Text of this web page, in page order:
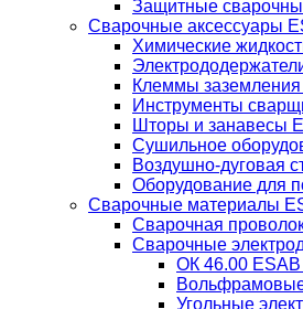
Защитные
Сварочные аксессуары
Химические
Клеммы
Инструменты
Шторы и занавесы
Сушильное
Воздушно-дуговая
Оборудование для
Сварочные материалы
Сварочная
Сварочные
ОК 46.00
Угольные